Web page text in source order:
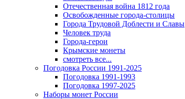
Отечественная война 1812 года
Освобожденные города-столицы
Города Трудовой Доблести и Славы
Человек труда
Города-герои
Крымские монеты
смотреть все...
Погодовка России 1991-2025
Погодовка 1991-1993
Погодовка 1997-2025
Наборы монет России